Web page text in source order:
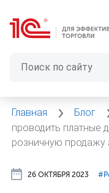
Главная Блог
проводить платные
розничную продажу
26 ОКТЯБРЯ 2023